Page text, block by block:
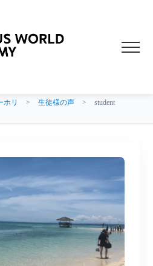
ホリ > 生徒様の声 >
student